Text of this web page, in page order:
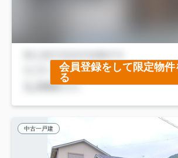
会員登録をして限定物件
る
中古一戸建